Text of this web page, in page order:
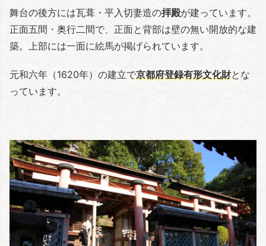
舞台の後方には瓦葺・平入切妻造の拝殿が建っています。
正面五間・奥行二間で、正面と背部は壁の無い開放的な建
築。上部には一面に絵馬が掲げられています。
元和六年（1620年）の建立で京都府登録有形文化財とな
っています。